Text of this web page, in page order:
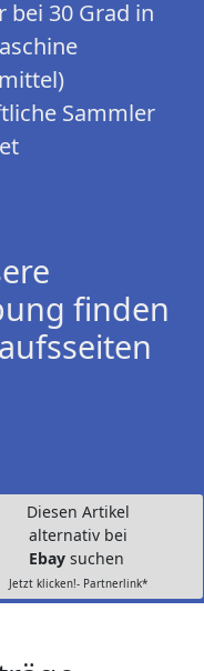
bei 30 Grad in
Sammler
finden
Diesen Artikel
alternativ bei
Ebay suchen
Jetzt klicken!- Partnerlink*